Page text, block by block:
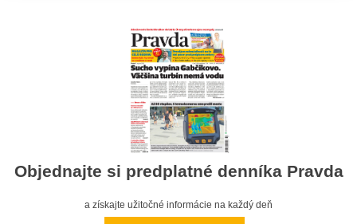
Objednajte si predplatné denníka Pravda
a získajte užitočné informácie na každý deň